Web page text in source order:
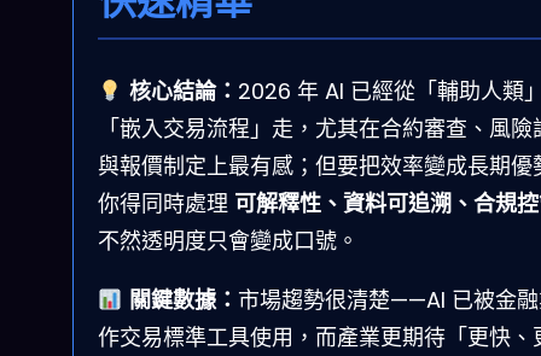
核心結論： 2026 年 AI 已經從「輔助人類
「嵌入交易流程」走，尤其在合約審查、風險
與報價制定上最有感；但要把效率變成長期優
你得同時處理 可解釋性、資料可追溯、合規
不然透明度只會變成口號。
關鍵數據： 市場趨勢很清楚——AI 已被金
作交易標準工具使用，而產業更期待「更快、